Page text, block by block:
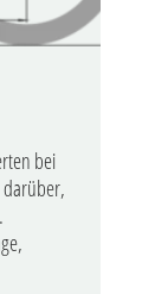
bei
darüber,